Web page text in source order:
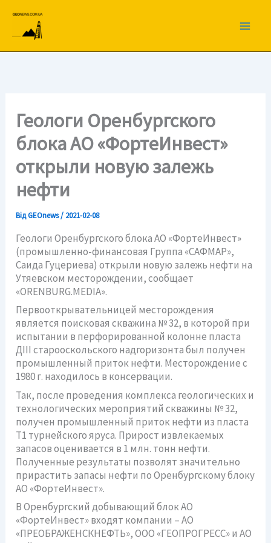
вмісту
Геологи Оренбургского
блока АО «ФортеИнвест»
открыли новую залежь
нефти
ВідGEOnews/ 2021-02-08
Геологи Оренбургского блока АО «ФортеИнвест»
(промышленно-финансовая Группа «САФМАР»,
Саида Гуцериева) открыли новую залежь нефти на
Утяевском месторождении, сообщает
«ORENBURG.MEDIA».
Первооткрывательницей месторождения
является поисковая скважина № 32, в которой при
испытании в перфорированной колонне пласта
ДIII старооскольского надгоризонта был получен
промышленный приток нефти. Месторождение с
1980 г. находилось в консервации.
Так, после проведения комплекса геологических и
технологических мероприятий скважины № 32,
получен промышленный приток нефти из пласта
Т1 турнейского яруса. Прирост извлекаемых
запасов оценивается в 1 млн. тонн нефти.
Полученные результаты позволят значительно
прирастить запасы нефти по Оренбургскому блоку
АО «ФортеИнвест».
В Оренбургский добывающий блок АО
«ФортеИнвест» входят компании – АО
«ПРЕОБРАЖЕНСКНЕФТЬ», ООО «ГЕОПРОГРЕСС» и АО